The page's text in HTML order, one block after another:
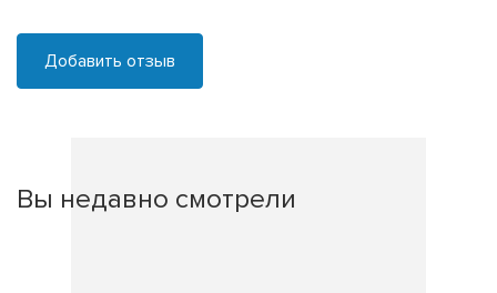
Добавить отзыв
Вы недавно смотрели